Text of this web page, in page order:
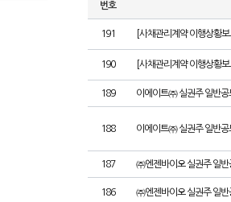
번호
191 [사채관리계약 이행상황
190 [사채관리계약 이행상황
189 이에이트㈜ 실권주 일반공
188 이에이트㈜ 실권주 일반공
187 ㈜엔젠바이오 실권주 일반
186 ㈜엔젠바이오 실권주 일반